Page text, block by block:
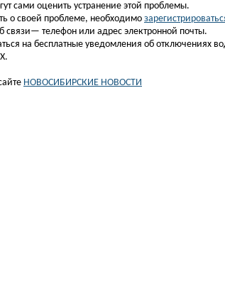
сами оценить устранение этой проблемы.
о своей проблеме, необходимо
связи— телефон или адрес электронной почты.
на бесплатные уведомления об отключениях
НОВОСИБИРСКИЕ НОВОСТИ